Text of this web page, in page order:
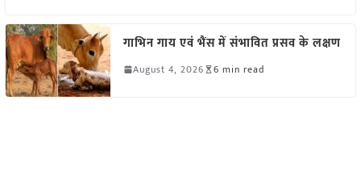
गाभिन गाय एवं भैंस में संभावित प्रसव के लक्षण
August 4, 2026 6 min read